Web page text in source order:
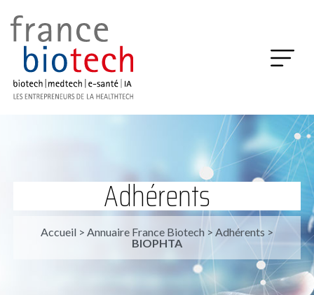
Adhérents
Accueil > Annuaire France Biotech > Adhérents >
BIOPHTA